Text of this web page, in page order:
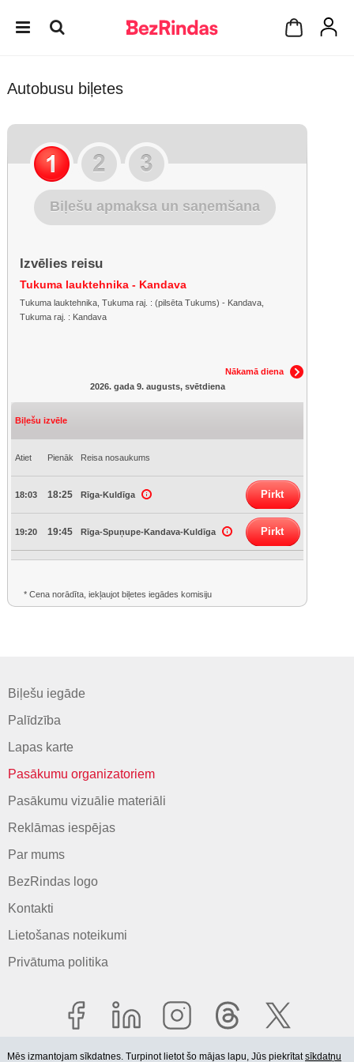
Autobusu biļetes
Biļešu apmaksa un saņemšana
Izvēlies reisu
Tukuma lauktehnika - Kandava
Tukuma lauktehnika, Tukuma raj. : (pilsēta Tukums) - Kandava,
Tukuma raj. : Kandava
Nākamā diena
2026. gada 9. augusts, svētdiena
Biļešu izvēle
Atiet Pienāk Reisa nosaukums
18:03 18:25 Rīga-Kuldīga Pirkt
19:20 19:45 Rīga-Spuņupe-Kandava-Kuldīga Pirkt
* Cena norādīta, iekļaujot biļetes iegādes komisiju
Biļešu iegāde
Palīdzība
Lapas karte
Pasākumu organizatoriem
Pasākumu vizuālie materiāli
Reklāmas iespējas
Par mums
BezRindas logo
Kontakti
Lietošanas noteikumi
Privātuma politika
Mēs izmantojam sīkdatnes. Turpinot lietot šo mājas lapu, Jūs piekrītatsīkdatņu